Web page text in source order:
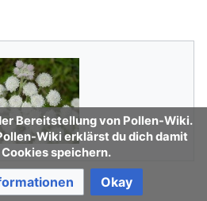
Bereitstellung von Pollen-Wiki.
Wiki erklärst du dich damit
speichern.
Okay